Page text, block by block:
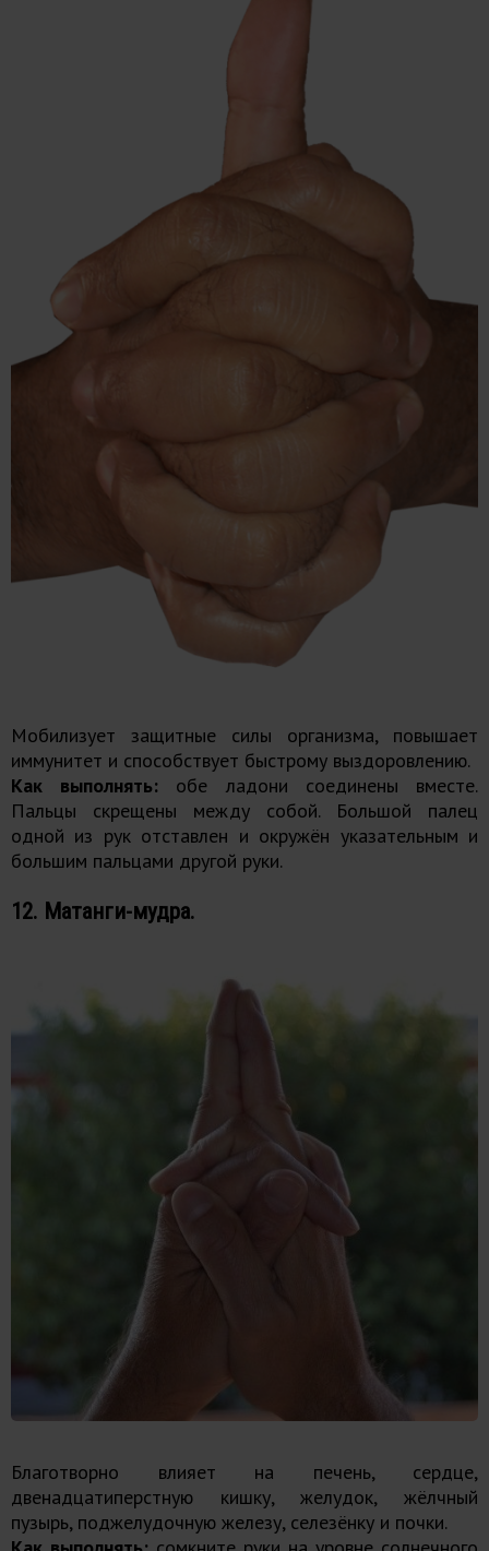
Мобилизует защитные силы организма, повышает
иммунитет и способствует быстрому выздоровлению.
Как выполнять: обе ладони соединены вместе.
Пальцы скрещены между собой. Большой палец
одной из рук отставлен и окружён указательным и
большим пальцами другой руки.
12. Матанги-мудра.
Благотворно влияет на печень, сердце,
двенадцатиперстную кишку, желудок, жёлчный
пузырь, поджелудочную железу, селезёнку и почки.